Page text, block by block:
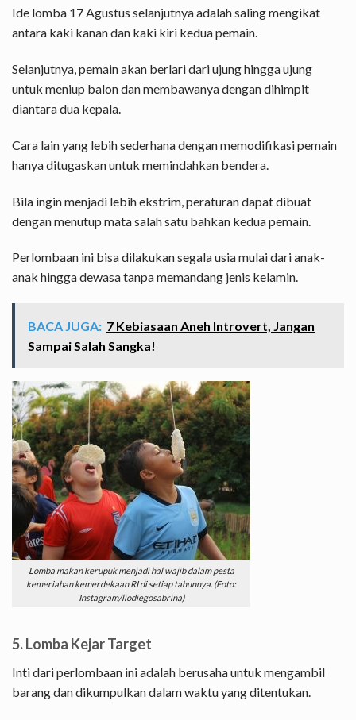
Ide lomba 17 Agustus selanjutnya adalah saling mengikat
antara kaki kanan dan kaki kiri kedua pemain.
Selanjutnya, pemain akan berlari dari ujung hingga ujung
untuk meniup balon dan membawanya dengan dihimpit
diantara dua kepala.
Cara lain yang lebih sederhana dengan memodifikasi pemain
hanya ditugaskan untuk memindahkan bendera.
Bila ingin menjadi lebih ekstrim, peraturan dapat dibuat
dengan menutup mata salah satu bahkan kedua pemain.
Perlombaan ini bisa dilakukan segala usia mulai dari anak-
anak hingga dewasa tanpa memandang jenis kelamin.
BACA JUGA: 7 Kebiasaan Aneh Introvert, Jangan
Sampai Salah Sangka!
Lomba makan kerupuk menjadi hal wajib dalam pesta
kemeriahan kemerdekaan RI di setiap tahunnya. (Foto:
Instagram/liodiegosabrina)
5. Lomba Kejar Target
Inti dari perlombaan ini adalah berusaha untuk mengambil
barang dan dikumpulkan dalam waktu yang ditentukan.